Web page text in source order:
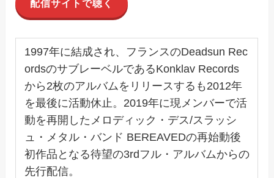
配信サイトで聴く
1997年に結成され、フランスのDeadsun Rec
ordsのサブレーベルであるKonklav Records
から2枚のアルバムをリリースするも2012年
を最後に活動休止。2019年に現メンバーで活
動を再開したメロディック・デス/スラッシ
ュ・メタル・バンド BEREAVEDの再始動後
初作品となる待望の3rdフル・アルバムからの
先行配信。